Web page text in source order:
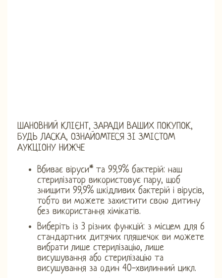
ШАНОВНИЙ КЛІЄНТ, ЗАРАДИ ВАШИХ ПОКУПОК,
БУДЬ ЛАСКА, ОЗНАЙОМТЕСЯ ЗІ ЗМІСТОМ
АУКЦІОНУ НИЖЧЕ
Вбиває віруси* та 99,9% бактерій: наш
стерилізатор використовує пару, щоб
знищити 99,9% шкідливих бактерій і вірусів,
тобто ви можете захистити свою дитину
без використання хімікатів.
Виберіть із 3 різних функцій: з місцем для 6
стандартних дитячих пляшечок ви можете
вибрати лише стерилізацію, лише
висушування або стерилізацію та
висушування за один 40-хвилинний цикл.